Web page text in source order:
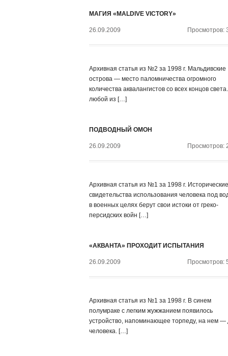
МАГИЯ «MALDIVE VICTORY»
26.09.2009 Просмотров:
Архивная статья из №2 за 1998 г. Мальдивские
острова — место паломничества огромного
количества аквалангистов со всех концов
любой из […]
ПОДВОДНЫЙ ОМОН
26.09.2009 Просмотров:
Архивная статья из №1 за 1998 г. Исторические
свидетельства использования человека под
в военных целях берут свои истоки от греко-
персидских войн […]
«АКВАНТА» ПРОХОДИТ ИСПЫТАНИЯ
26.09.2009 Просмотров:
Архивная статья из №1 за 1998 г. В синем
полумраке с легким жужжанием появилось
устройство, напоминающее торпеду, на нем —
человека. […]